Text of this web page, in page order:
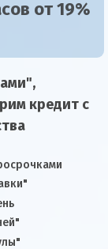
от 19%
кредит с